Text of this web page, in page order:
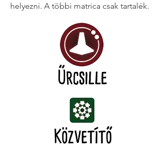
helyezni. A többi matrica csak tartalék.